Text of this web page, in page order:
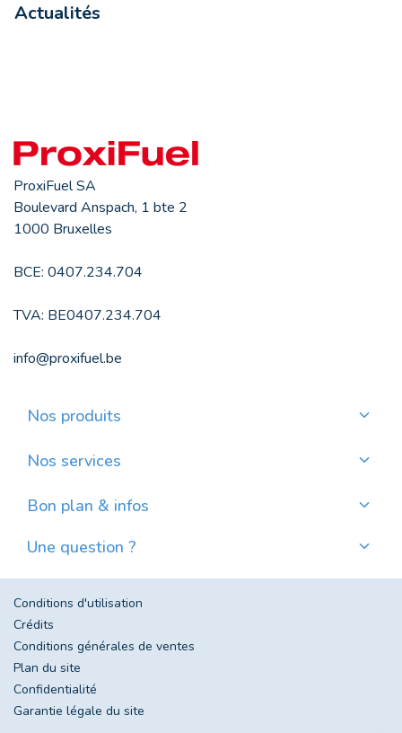
Actualités
ProxiFuel SA
Boulevard Anspach, 1 bte 2
1000 Bruxelles
BCE: 0407.234.704
TVA: BE0407.234.704
info@proxifuel.be
Nos produits
Commander des pellets de qualité
Nos services
Où trouver mes pellets ?
Bon plan & infos
Évolution du prix du mazout en Belgique
Une question ?
Conditions d'utilisation
Crédits
Conditions générales de ventes
Plan du site
Confidentialité
Garantie légale du site